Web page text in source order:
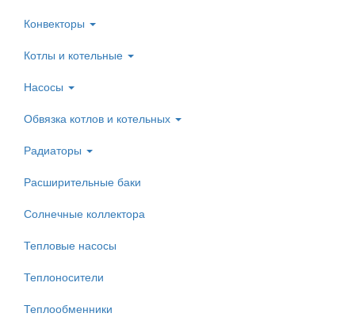
Конвекторы
Котлы и котельные
Насосы
Обвязка котлов и котельных
Радиаторы
Расширительные баки
Солнечные коллектора
Тепловые насосы
Теплоносители
Теплообменники